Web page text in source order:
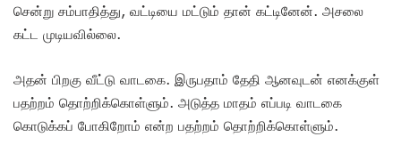
சென்று சம்பாதித்து, வட்டியை மட்டும் தான் கட்டினேன். அசலை
கட்ட முடியவில்லை.
அதன் பிறகு வீட்டு வாடகை. இருபதாம் தேதி ஆனவுடன் எனக்குள்
பதற்றம் தொற்றிக்கொள்ளும். அடுத்த மாதம் எப்படி வாடகை
கொடுக்கப் போகிறோம் என்ற பதற்றம் தொற்றிக்கொள்ளும்.